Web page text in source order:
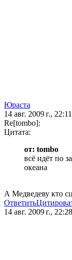
Юраста
14 авг. 2009 г.,
Re[tombo]:
Цитата:
от: tombo
всё идёт по
океана
А Медведеву кто
Ответить
14 авг. 2009 г.,